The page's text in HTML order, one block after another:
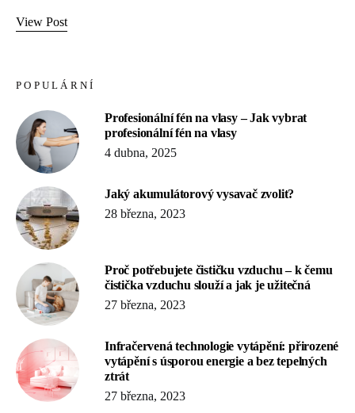
View Post
POPULÁRNÍ
Profesionální fén na vlasy – Jak vybrat
profesionální fén na vlasy
4 dubna, 2025
Jaký akumulátorový vysavač zvolit?
28 března, 2023
Proč potřebujete čističku vzduchu – k čemu
čistička vzduchu slouží a jak je užitečná
27 března, 2023
Infračervená technologie vytápění: přirozené
vytápění s úsporou energie a bez tepelných
ztrát
27 března, 2023